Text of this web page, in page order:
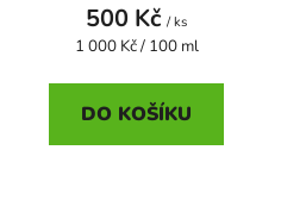
500 Kč / ks
Měrná
1 000 Kč / 100 ml
DO KOŠÍKU